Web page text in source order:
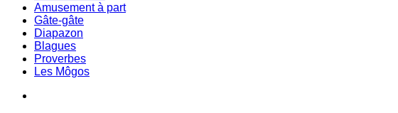
Amusement à part
Gâte-gâte
Diapazon
Blagues
Proverbes
Les Môgos